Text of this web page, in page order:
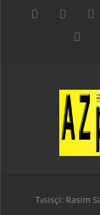
Təsisçi: Rasim